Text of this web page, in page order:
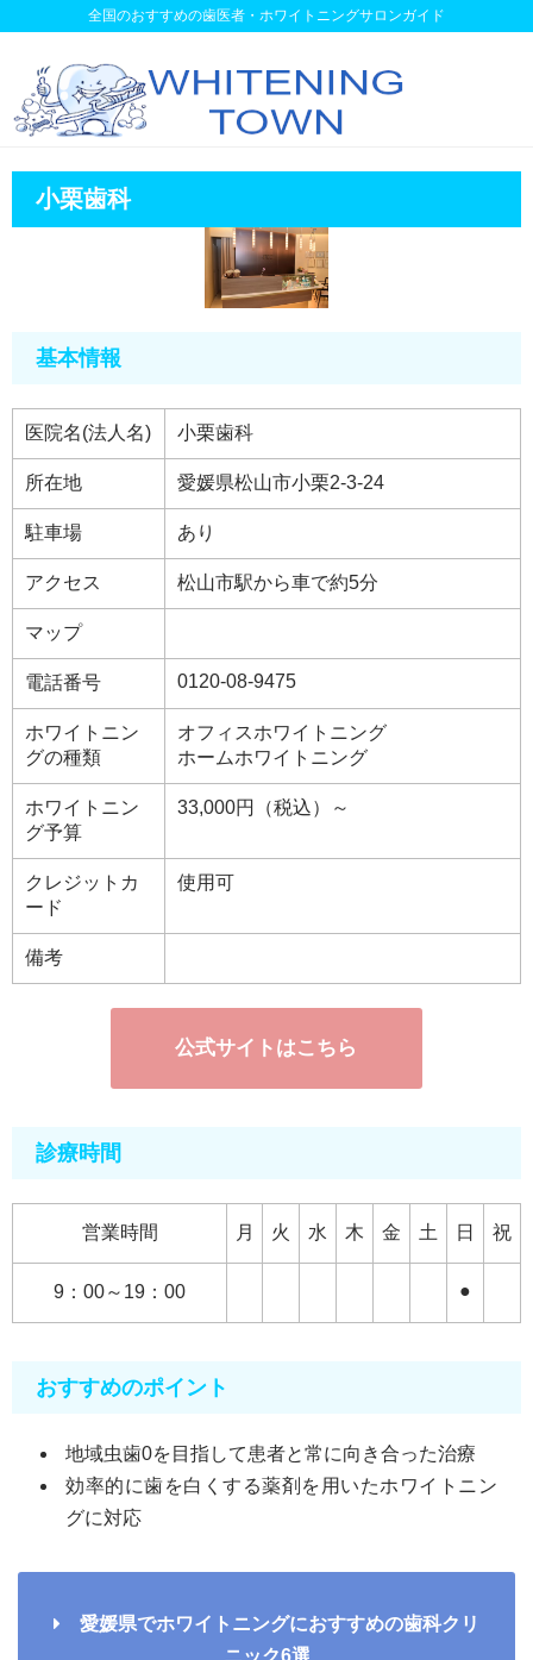
全国のおすすめの歯医者・ホワイトニングサロンガイド
小栗歯科
基本情報
医院名(法人名) 小栗歯科
所在地 愛媛県松山市小栗2-3-24
駐車場 あり
アクセス 松山市駅から車で約5分
マップ
電話番号 0120-08-9475
ホワイトニン
グの種類
オフィスホワイトニング
ホームホワイトニング
ホワイトニン
グ予算
33,000円（税込）～
クレジットカ
ード
使用可
備考
公式サイトはこちら
診療時間
営業時間 月 火 水 木 金 土 日 祝
9：00～19：00 ●
おすすめのポイント
地域虫歯0を目指して患者と常に向き合った治療
効率的に歯を白くする薬剤を用いたホワイトニン
グに対応
愛媛県でホワイトニングにおすすめの歯科クリ
ニック6選